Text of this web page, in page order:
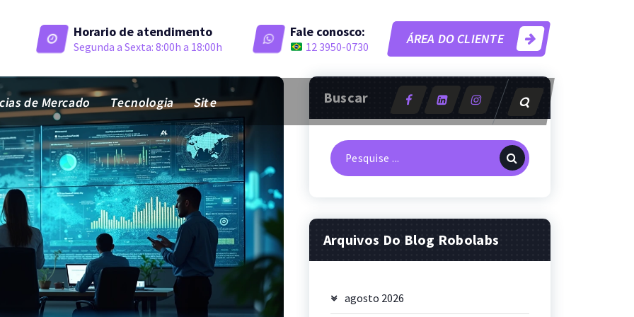
Horario de atendimento
Segunda a Sexta: 8:00h a 18:00h
Fale conosco:
12 3950-0730 ÁREA DO CLIENTE
de Mercado Tecnologia Site Buscar
Pesquisa
por:
Arquivos Do Blog Robolabs
agosto 2026